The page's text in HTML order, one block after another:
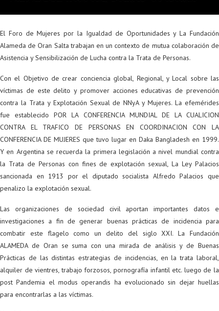
El Foro de Mujeres por la Igualdad de Oportunidades y La Fundación
Alameda de Oran Salta trabajan en un contexto de mutua colaboración de
Asistencia y Sensibilización de Lucha contra la Trata de Personas.
Con el Objetivo de crear conciencia global, Regional, y Local sobre las
víctimas de este delito y promover acciones educativas de prevención
contra la Trata y Explotación Sexual de NNyA y Mujeres. La efemérides
fue establecido POR LA CONFERENCIA MUNDIAL DE LA CUALICION
CONTRA EL TRAFICO DE PERSONAS EN COORDINACION CON LA
CONFERENCIA DE MUJERES que tuvo lugar en Daka Bangladesh en 1999.
Y en Argentina se recuerda la primera legislación a nivel mundial contra
la Trata de Personas con fines de explotación sexual, La Ley Palacios
sancionada en 1913 por el diputado socialista Alfredo Palacios que
penalizo la explotación sexual.
Las organizaciones de sociedad civil aportan importantes datos e
investigaciones a fin de generar buenas prácticas de incidencia para
combatir este flagelo como un delito del siglo XXI. La Fundación
ALAMEDA de Oran se suma con una mirada de análisis y de Buenas
Prácticas de las distintas estrategias de incidencias, en la trata laboral,
alquiler de vientres, trabajo forzosos, pornografía infantil etc. luego de la
post Pandemia el modus operandis ha evolucionado sin dejar huellas
para encontrarlas a las víctimas.